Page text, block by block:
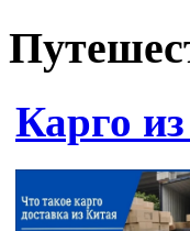
Карго